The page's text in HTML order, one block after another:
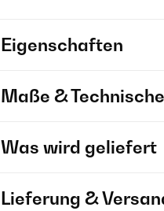
Eigenschaften
Maße &
Was wird geliefert
Lieferung &